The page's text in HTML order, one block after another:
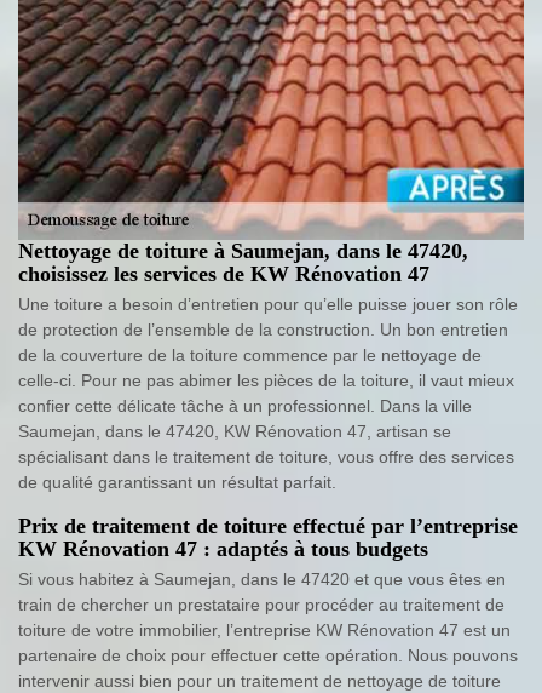
Nettoyage de toiture à Saumejan, dans le 47420,
choisissez les services de KW Rénovation 47
Une toiture a besoin d’entretien pour qu’elle puisse jouer son rôle
de protection de l’ensemble de la construction. Un bon entretien
de la couverture de la toiture commence par le nettoyage de
celle-ci. Pour ne pas abimer les pièces de la toiture, il vaut mieux
confier cette délicate tâche à un professionnel. Dans la ville
Saumejan, dans le 47420, KW Rénovation 47, artisan se
spécialisant dans le traitement de toiture, vous offre des services
de qualité garantissant un résultat parfait.
Prix de traitement de toiture effectué par l’entreprise
KW Rénovation 47 : adaptés à tous budgets
Si vous habitez à Saumejan, dans le 47420 et que vous êtes en
train de chercher un prestataire pour procéder au traitement de
toiture de votre immobilier, l’entreprise KW Rénovation 47 est un
partenaire de choix pour effectuer cette opération. Nous pouvons
intervenir aussi bien pour un traitement de nettoyage de toiture